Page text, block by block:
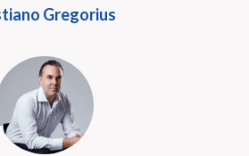
Gregorius